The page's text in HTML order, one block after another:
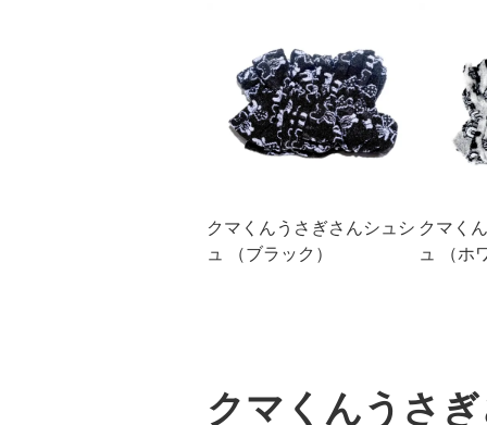
クマくんうさぎさんシュシ
ュ （ブラック）
クマく
ュ （ホ
クマくんうさ